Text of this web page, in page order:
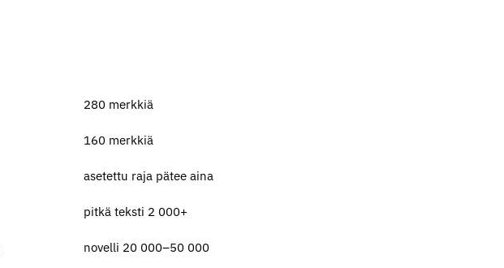
280 merkkiä
160 merkkiä
asetettu raja pätee aina
pitkä teksti 2 000+
novelli 20 000–50 000